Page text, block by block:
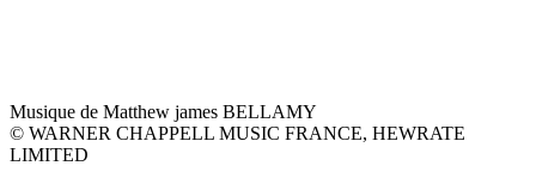
Musique de Matthew james BELLAMY
© WARNER CHAPPELL MUSIC FRANCE, HEWRATE
LIMITED